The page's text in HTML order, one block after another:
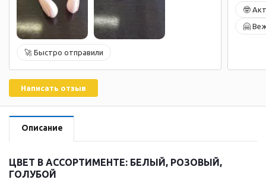
🚀 Быстро отправили
🤓
🤗
Написать отзыв
Описание
ЦВЕТ В АССОРТИМЕНТЕ: БЕЛЫЙ, РОЗОВЫЙ,
ГОЛУБОЙ